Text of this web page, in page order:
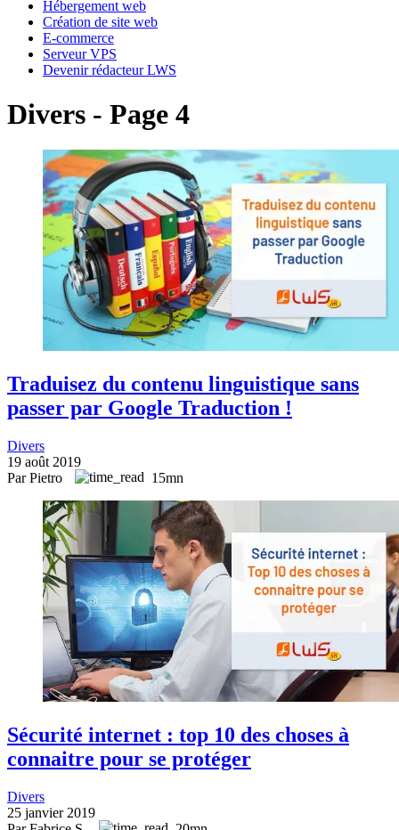
Hébergement web
Création de site web
E-commerce
Serveur VPS
Devenir rédacteur LWS
Divers - Page 4
Traduisez du contenu linguistique sans
passer par Google Traduction !
Divers
19 août 2019
Par Pietro
15mn
Sécurité internet : top 10 des choses à
connaitre pour se protéger
Divers
25 janvier 2019